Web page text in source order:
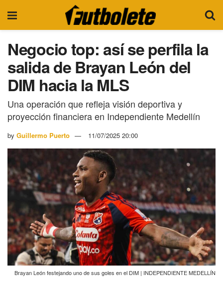
Negocio top: así se perfila la
salida de Brayan León del
DIM hacia la MLS
Una operación que refleja visión deportiva y
proyección financiera en Independiente Medellín
by Guillermo Puerto 11/07/2025 20:00
Brayan León festejando uno de sus goles en el DIM | INDEPENDIENTE MEDELLÍN